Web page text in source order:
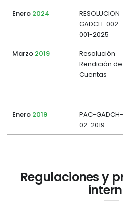
Enero 2024
RESOLUCION
GADCH-002-
001-2025
Marzo 2019
Resolución
Rendición de
Cuentas
Enero 2019
PAC-GADCH-
02-2019
Regulaciones y